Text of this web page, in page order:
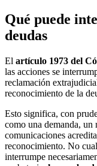
Qué puede
deudas
El artículo 1973 del
las acciones se
reclamación
reconocimiento de la
Esto significa, con
como una demanda, un
comunicaciones
reconocimiento. No
interrumpe